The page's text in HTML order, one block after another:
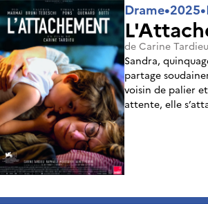
Drame•2025•
de Carine Tardieu
Sandra,
partage
voisin de palier
attente, elle